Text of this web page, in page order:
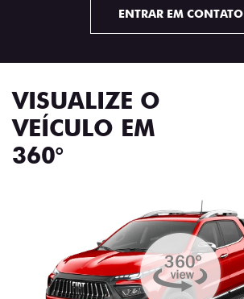
ENTRAR EM CONTATO
VISUALIZE O
VEÍCULO EM
360°